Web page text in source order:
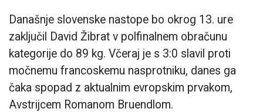
Današnje slovenske nastope bo okrog 13. ure
zaključil David Žibrat v polfinalnem obračunu
kategorije do 89 kg. Včeraj je s 3:0 slavil proti
močnemu francoskemu nasprotniku, danes ga
čaka spopad z aktualnim evropskim prvakom,
Avstrijcem Romanom Bruendlom.